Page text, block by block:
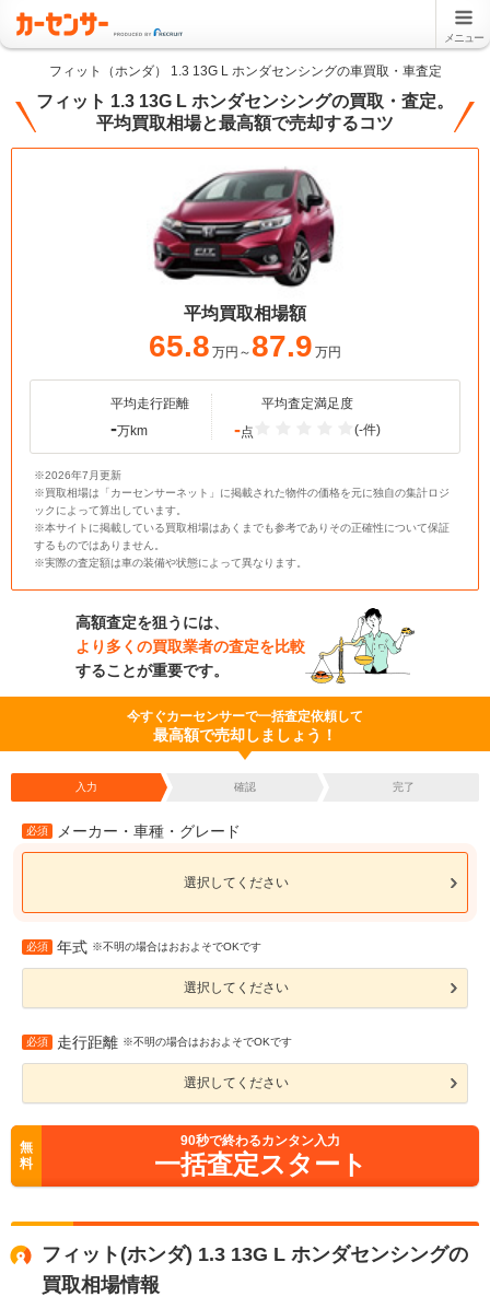
メニュー
フィット（ホンダ） 1.3 13G L ホンダセンシングの車買取・車査定
フィット 1.3 13G L ホンダセンシングの買取・査定。
平均買取相場と最高額で売却するコツ
平均買取相場額
65.8 万円～ 87.9 万円
平均走行距離
-万km
平均査定満足度
-点 (-件)
※2026年7月更新
※買取相場は「カーセンサーネット」に掲載された物件の価格を元に独自の集計ロジ
ックによって算出しています。
※本サイトに掲載している買取相場はあくまでも参考でありその正確性について保証
するものではありません。
※実際の査定額は車の装備や状態によって異なります。
高額査定を狙うには、
より多くの買取業者の査定を比較
することが重要です。
今すぐカーセンサーで一括査定依頼して
最高額で売却しましょう！
入力 確認 完了
必須 メーカー・車種・グレード
選択してください
必須 年式 ※不明の場合はおおよそでOKです
選択してください
必須 走行距離 ※不明の場合はおおよそでOKです
選択してください
無
料
90秒で終わるカンタン入力
一括査定スタート
フィット(ホンダ) 1.3 13G L ホンダセンシングの
買取相場情報